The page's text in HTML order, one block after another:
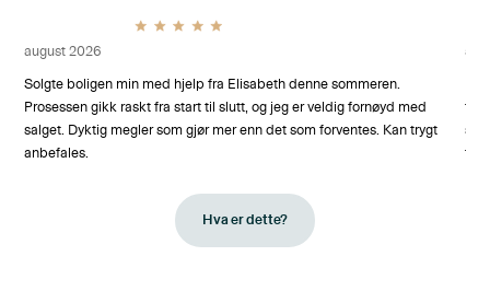
august 2026
Solgte boligen min med hjelp fra Elisabeth denne sommeren.
Prosessen gikk raskt fra start til slutt, og jeg er veldig fornøyd med
salget. Dyktig megler som gjør mer enn det som forventes. Kan trygt
anbefales.
stilt
Hva er dette?